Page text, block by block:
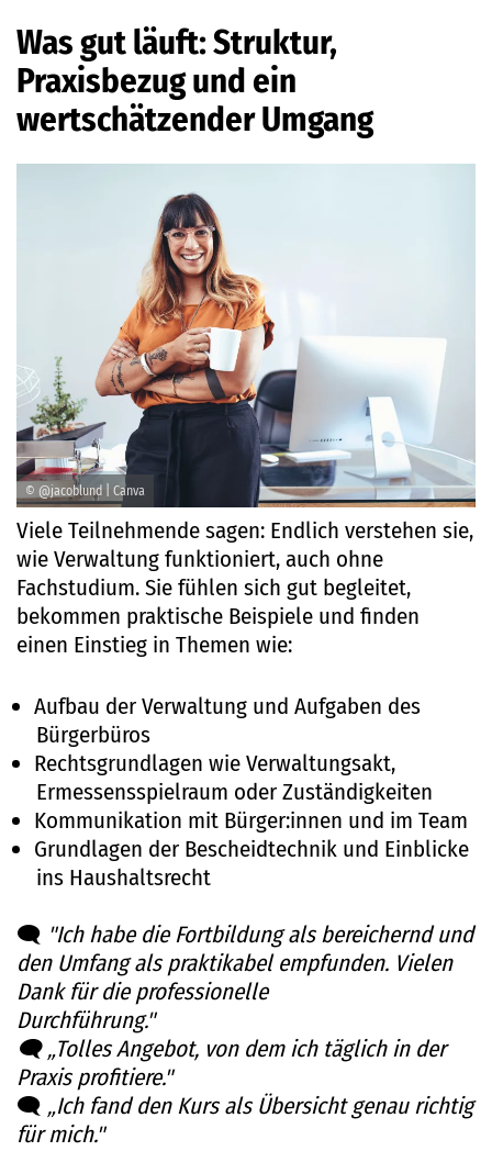
Was gut läuft: Struktur,
Praxisbezug und ein
wertschätzender Umgang
© @jacoblund | Canva
Viele Teilnehmende sagen: Endlich verstehen sie,
wie Verwaltung funktioniert, auch ohne
Fachstudium. Sie fühlen sich gut begleitet,
bekommen praktische Beispiele und finden
einen Einstieg in Themen wie:
Aufbau der Verwaltung und Aufgaben des
Bürgerbüros
Rechtsgrundlagen wie Verwaltungsakt,
Ermessensspielraum oder Zuständigkeiten
Kommunikation mit Bürger:innen und im Team
Grundlagen der Bescheidtechnik und Einblicke
ins Haushaltsrecht
🗨️ "Ich habe die Fortbildung als bereichernd und
den Umfang als praktikabel empfunden. Vielen
Dank für die professionelle
Durchführung."
🗨️ „Tolles Angebot, von dem ich täglich in der
Praxis profitiere."
🗨️ „Ich fand den Kurs als Übersicht genau richtig
für mich."